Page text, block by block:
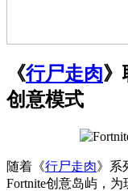
《行尸走肉》
创意模式
随着《行尸走肉》系
Fortnite创意岛屿，